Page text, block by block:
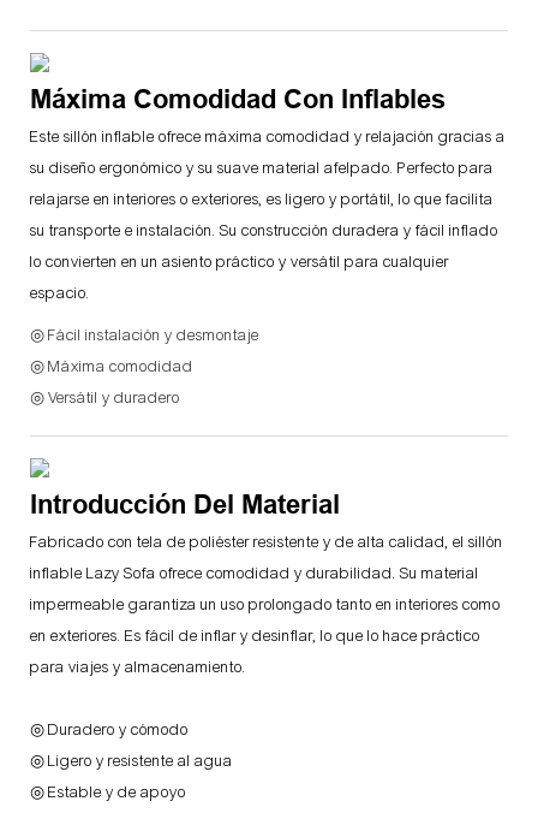
Máxima Comodidad Con Inflables
Este sillón inflable ofrece máxima comodidad y relajación gracias a
su diseño ergonómico y su suave material afelpado. Perfecto para
relajarse en interiores o exteriores, es ligero y portátil, lo que facilita
su transporte e instalación. Su construcción duradera y fácil inflado
lo convierten en un asiento práctico y versátil para cualquier
espacio.
◎ Fácil instalación y desmontaje
◎ Máxima comodidad
◎ Versátil y duradero
Introducción Del Material
Fabricado con tela de poliéster resistente y de alta calidad, el sillón
inflable Lazy Sofa ofrece comodidad y durabilidad. Su material
impermeable garantiza un uso prolongado tanto en interiores como
en exteriores. Es fácil de inflar y desinflar, lo que lo hace práctico
para viajes y almacenamiento.
◎ Duradero y cómodo
◎ Ligero y resistente al agua
◎ Estable y de apoyo